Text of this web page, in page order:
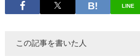
LINE
この記事を書いた人